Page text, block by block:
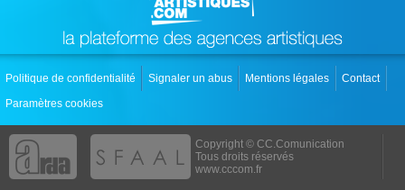
Politique de confidentialité Signaler un abus Mentions légales
Contact
Paramètres cookies
Copyright © CC.Comunication
Tous droits réservés
www.cccom.fr